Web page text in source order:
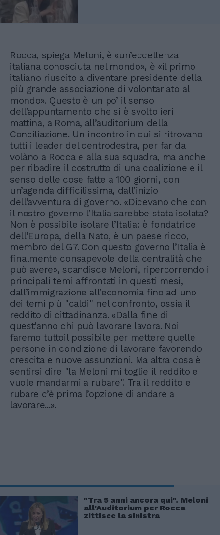
Rocca, spiega Meloni, è «un’eccellenza
italiana conosciuta nel mondo», è «il primo
italiano riuscito a diventare presidente della
più grande associazione di volontariato al
mondo». Questo è un po’ il senso
dell’appuntamento che si è svolto ieri
mattina, a Roma, all’auditorium della
Conciliazione. Un incontro in cui si ritrovano
tutti i leader del centrodestra, per far da
volàno a Rocca e alla sua squadra, ma anche
per ribadire il costrutto di una coalizione e il
senso delle cose fatte a 100 giorni, con
un’agenda difficilissima, dall’inizio
dell’avventura di governo. «Dicevano che con
il nostro governo l’Italia sarebbe stata isolata?
Non è possibile isolare l’Italia: è fondatrice
dell’Europa, della Nato, è un paese ricco,
membro del G7. Con questo governo l’Italia è
finalmente consapevole della centralità che
può avere», scandisce Meloni, ripercorrendo i
principali temi affrontati in questi mesi,
dall’immigrazione all’economia fino ad uno
dei temi più "caldi" nel confronto, ossia il
reddito di cittadinanza. «Dalla fine di
quest’anno chi può lavorare lavora. Noi
faremo tuttoil possibile per mettere quelle
persone in condizione di lavorare favorendo
crescita e nuove assunzioni. Ma altra cosa è
sentirsi dire "la Meloni mi toglie il reddito e
vuole mandarmi a rubare". Tra il reddito e
rubare c’è prima l’opzione di andare a
lavorare...».
"Tra 5 anni ancora qui". Meloni
all'Auditorium per Rocca
zittisce la sinistra